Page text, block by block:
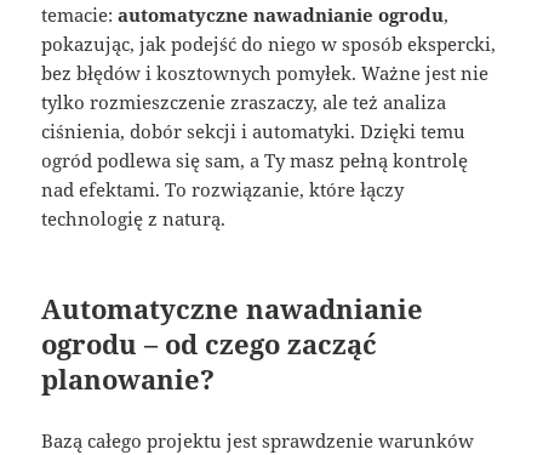
temacie:automatyczne nawadnianie ogrodu,
pokazując, jak podejść do niego w sposób ekspercki,
bez błędów i kosztownych pomyłek. Ważne jest nie
tylko rozmieszczenie zraszaczy, ale też analiza
ciśnienia, dobór sekcji i automatyki. Dzięki temu
ogród podlewa się sam, a Ty masz pełną kontrolę
nad efektami. To rozwiązanie, które łączy
technologię z naturą.
Automatyczne nawadnianie
ogrodu – od czego zacząć
planowanie?
Bazą całego projektu jest sprawdzenie warunków